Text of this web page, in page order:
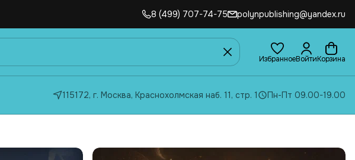
8 (499) 707-74-75 polynpublishing@yandex.ru
ИзбранноеВойтиКорзина
115172, г. Москва, Краснохолмская наб. 11, стр. 1 Пн-Пт 09.00-19.00